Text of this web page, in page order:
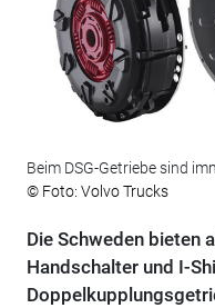
Beim DSG-Getriebe sind
© Foto: Volvo Trucks
Die Schweden bieten
Handschalter und I-